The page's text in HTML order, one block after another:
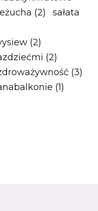
(2)
sałata
(2)
(2)
(3)
(1)